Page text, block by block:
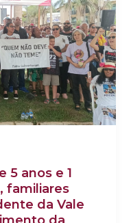
5 anos e 1
familiares
da Vale